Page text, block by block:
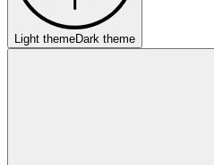
Light themeDark theme